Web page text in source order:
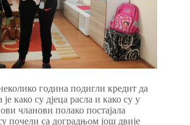
година подигли кредит да
како су дјеца расла и како су у
чланови полако постајала
почели са доградњом још двије